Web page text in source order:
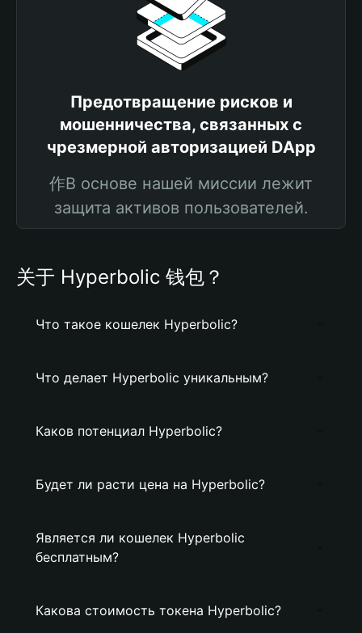
Предотвращение рисков и
мошенничества, связанных с
чрезмерной авторизацией DApp
作В основе нашей миссии лежит
защита активов пользователей.
关于 Hyperbolic 钱包？
Что такое кошелек Hyperbolic?
Что делает Hyperbolic уникальным?
Каков потенциал Hyperbolic?
Будет ли расти цена на Hyperbolic?
Является ли кошелек Hyperbolic
бесплатным?
Какова стоимость токена Hyperbolic?